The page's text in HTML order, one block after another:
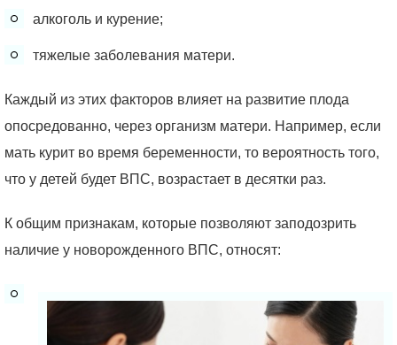
алкоголь и курение;
тяжелые заболевания матери.
Каждый из этих факторов влияет на развитие плода
опосредованно, через организм матери. Например, если
мать курит во время беременности, то вероятность того,
что у детей будет ВПС, возрастает в десятки раз.
К общим признакам, которые позволяют заподозрить
наличие у новорожденного ВПС, относят: